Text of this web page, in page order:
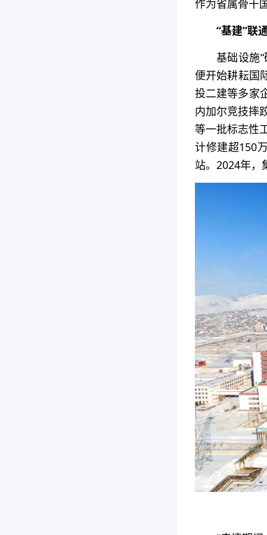
作为省属骨干
“基建”联
基础设施
便开始耕耘国
投二建等多家
内加尔竞技摔
等一批标志性
计修建超150
站。2024年，